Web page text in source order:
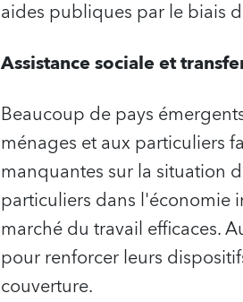
aides publiques par le biais
Assistance sociale et
Beaucoup de pays
ménages et aux particuliers
manquantes sur la situation
particuliers dans
marché du travail efficaces.
pour renforcer leurs
couverture.